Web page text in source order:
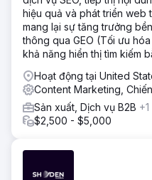
đã đạt được số lượng từ
tranh chính của anh ấy trên
dường như đã mang lại
Sau 3 tháng và nỗ lực SEO
thoát khỏi Google
phẳng với các đối thủ chính
để trở thành cửa hàng sửa
100%, từ khóa tự nhiên
ngày.
hiệu quả và phát triển web
mang lại sự tăng trưởng
thông qua GEO (Tối ưu
khả năng hiển thị tìm kiếm
Hoạt động tại United
Content Marketing,
Sản xuất, Dịch vụ B2B +1
$2,500 - $5,000